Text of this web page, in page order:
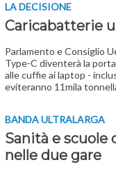
LA DECISIONE
Caricabatterie
Parlamento e Consiglio
Type-C diventerà la
alle cuffie ai laptop -
eviteranno 11mila
BANDA ULTRALARGA
Sanità e scuole
nelle due gare